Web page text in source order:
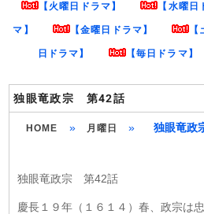
【火曜日ドラマ】 【水曜日
マ】 【金曜日ドラマ】
日ドラマ】 【毎日ドラマ】
独眼竜政宗 第42話
HOME » 月曜日 » 独眼竜
独眼竜政宗 第42話
慶長１９年（１６１４）春、政宗は